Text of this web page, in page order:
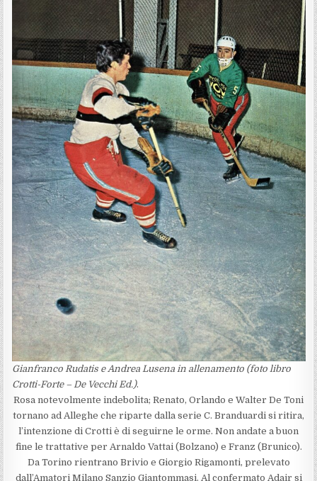
Gianfranco Rudatis e Andrea Lusena in allenamento (foto libro
Crotti-Forte – De Vecchi Ed.).
Rosa notevolmente indebolita; Renato, Orlando e Walter De Toni
tornano ad Alleghe che riparte dalla serie C. Branduardi si ritira,
l’intenzione di Crotti è di seguirne le orme. Non andate a buon
fine le trattative per Arnaldo Vattai (Bolzano) e Franz (Brunico).
Da Torino rientrano Brivio e Giorgio Rigamonti, prelevato
dall’Amatori Milano Sanzio Giantommasi. Al confermato Adair si